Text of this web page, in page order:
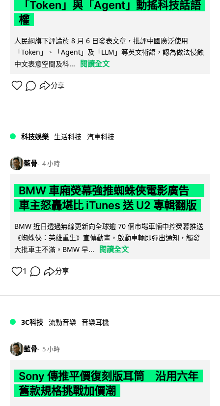
「Token」與「Agent」動搖科技話語
權
人民網旗下評論於 8 月 6 日發表文章，批評中國廣泛使用
「Token」、「Agent」及「LLM」等英文術語，認為做法侵蝕
中文表意空間及科...
閱讀全文
分享
科技娛樂 生活科技 汽車科技
藍骨 4 小時
BMW 車廂熒幕強推蜘蛛俠電影廣告
車主怒轟堪比 iTunes 送 U2 專輯翻版
BMW 近日透過無線更新向全球逾 70 個市場車輛中控熒幕推送
《蜘蛛俠：英雄重生》宣傳動畫，啟動車輛即彈出通知，觸發
大批車主不滿。BMW 早...
閱讀全文
1 分享
3C科技 流動音樂 音樂耳機
藍骨 5 小時
Sony 傳推平價復刻版耳筒 沿用六年
舊款規格挑戰加價潮